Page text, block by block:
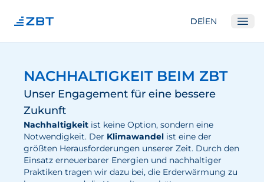
DE|EN
Über Uns
Abteilungen
Ausstattung
Gute Wissenschaftliche Praxis
Open Science und IP
NACHHALTIGKEIT BEIM ZBT
Unser Engagement für eine bessere
Zukunft
Nachhaltigkeit ist keine Option, sondern eine
Notwendigkeit. Der Klimawandel ist eine der
größten Herausforderungen unserer Zeit. Durch den
Einsatz erneuerbarer Energien und nachhaltiger
Praktiken tragen wir dazu bei, die Erderwärmung zu